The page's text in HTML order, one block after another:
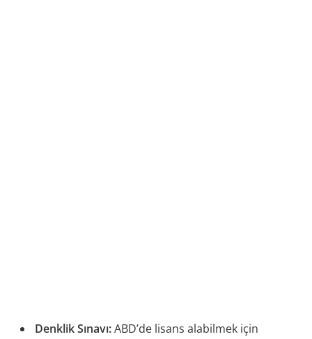
Denklik Sınavı:ABD’de lisans alabilmek için